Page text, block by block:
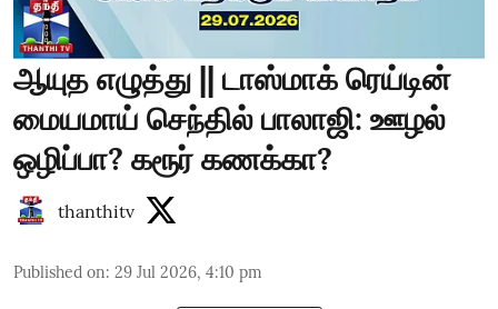
ஆயுத எழுத்து || டாஸ்மாக் ரெய்டின்
மையமாய் செந்தில் பாலாஜி: ஊழல்
ஒழிப்பா? கரூர் கணக்கா?
thanthitv
Published on: 29 Jul 2026, 4:10 pm